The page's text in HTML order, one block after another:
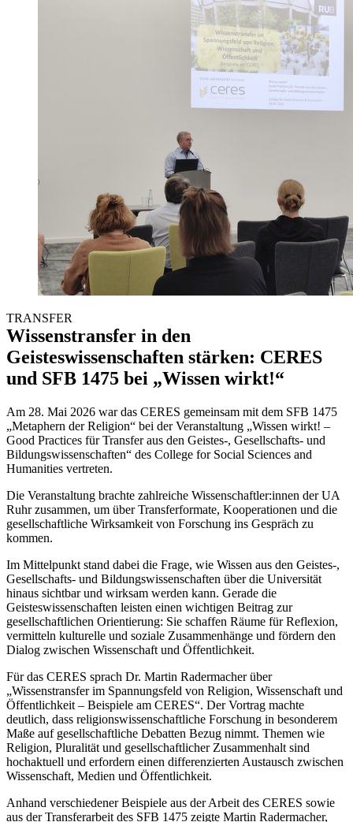
TRANSFER
Wissenstransfer in den
Geisteswissenschaften stärken: CERES
und SFB 1475 bei „Wissen wirkt!“
Am 28. Mai 2026 war das CERES gemeinsam mit dem SFB 1475
„Metaphern der Religion“ bei der Veranstaltung „Wissen wirkt! –
Good Practices für Transfer aus den Geistes-, Gesellschafts- und
Bildungswissenschaften“ des College for Social Sciences and
Humanities vertreten.
Die Veranstaltung brachte zahlreiche Wissenschaftler:innen der UA
Ruhr zusammen, um über Transferformate, Kooperationen und die
gesellschaftliche Wirksamkeit von Forschung ins Gespräch zu
kommen.
Im Mittelpunkt stand dabei die Frage, wie Wissen aus den Geistes-,
Gesellschafts- und Bildungswissenschaften über die Universität
hinaus sichtbar und wirksam werden kann. Gerade die
Geisteswissenschaften leisten einen wichtigen Beitrag zur
gesellschaftlichen Orientierung: Sie schaffen Räume für Reflexion,
vermitteln kulturelle und soziale Zusammenhänge und fördern den
Dialog zwischen Wissenschaft und Öffentlichkeit.
Für das CERES sprach Dr. Martin Radermacher über
„Wissenstransfer im Spannungsfeld von Religion, Wissenschaft und
Öffentlichkeit – Beispiele am CERES“. Der Vortrag machte
deutlich, dass religionswissenschaftliche Forschung in besonderem
Maße auf gesellschaftliche Debatten Bezug nimmt. Themen wie
Religion, Pluralität und gesellschaftlicher Zusammenhalt sind
hochaktuell und erfordern einen differenzierten Austausch zwischen
Wissenschaft, Medien und Öffentlichkeit.
Anhand verschiedener Beispiele aus der Arbeit des CERES sowie
aus der Transferarbeit des SFB 1475 zeigte Martin Radermacher,